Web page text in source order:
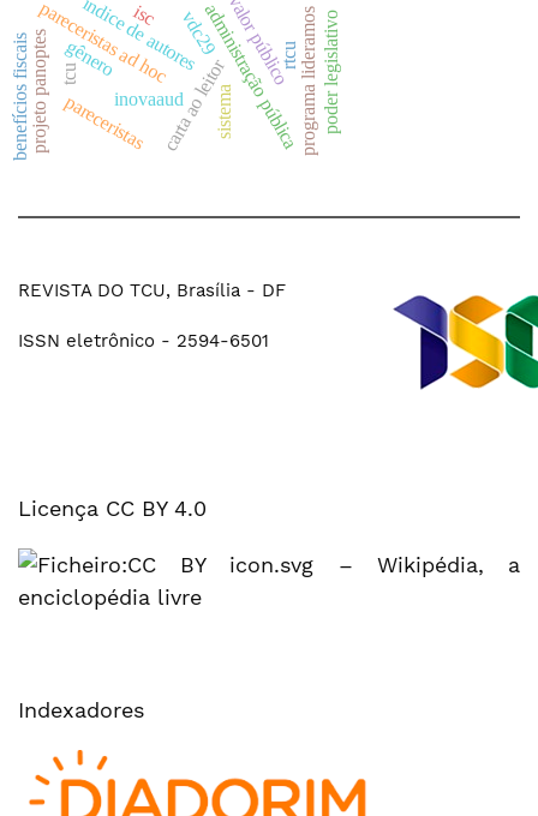
pareceristas ad hoc
índice de autores
carta ao leitor
gênero administração pública
valor público
inovaaud
projeto panoptes
benefícios fiscais vdc29 programa lideramos
tcu
isc
pareceristas poder legislativo
sistema
rtcu
REVISTA DO TCU, Brasília - DF
ISSN eletrônico - 2594-6501
Licença CC BY 4.0
Indexadores